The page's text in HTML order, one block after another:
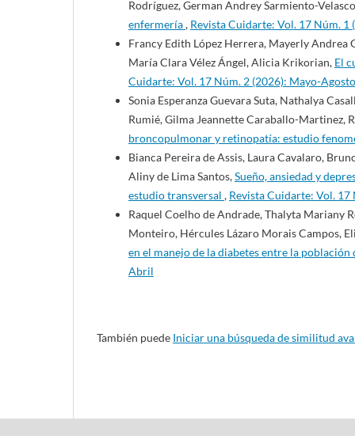
Rodríguez, German Andrey Sarmiento-
enfermería, Revista Cuidarte: Vol. 17 Núm.
Francy Edith López Herrera, Mayerly Andrea
María Clara Vélez Ángel, Alicia Krikorian, El
Cuidarte: Vol. 17 Núm. 2 (2026): Mayo-Agosto
Sonia Esperanza Guevara Suta, Nathalya
Rumié, Gilma Jeannette Caraballo-Martinez,
broncopulmonar y retinopatía: estudio
Bianca Pereira de Assis, Laura Cavalaro,
Aliny de Lima Santos,Sueño, ansiedad y
estudio transversal , Revista Cuidarte: Vol.
Raquel Coelho de Andrade, Thalyta Mariany
Monteiro, Hércules Lázaro Morais Campos,
en el manejo de la diabetes entre la población
Abril
También puede Iniciar una búsqueda de similitud